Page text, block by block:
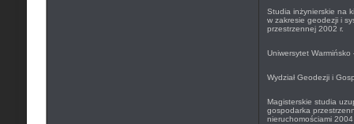
Studia inżynierskie na
w zakresie geodezji i
przestrzennej 2002 r.
Uniwersytet
Wydział Geodezji i
Magisterskie studia
gospodarka
nieruchomościami 2004